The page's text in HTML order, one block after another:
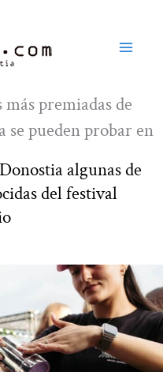
premiadas de
pueden probar en
algunas de
del festival